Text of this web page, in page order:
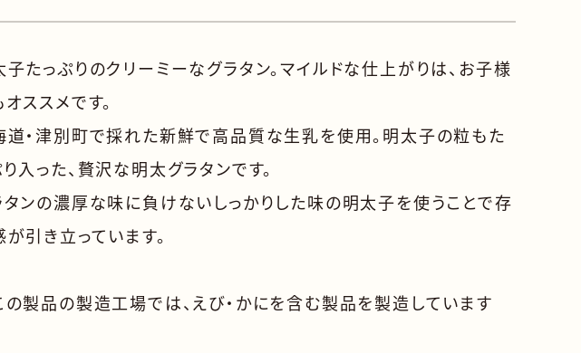
その他食品
子たっぷりのクリーミーなグラタン。マイルドな仕上がりは、お子様
ススメです。
道・津別町で採れた新鮮で高品質な生乳を使用。明太子の粒もた
入った、贅沢な明太グラタンです。
タンの濃厚な味に負けないしっかりした味の明太子を使うことで存
引き立っています。
製品の製造工場では、えび・かにを含む製品を製造しています